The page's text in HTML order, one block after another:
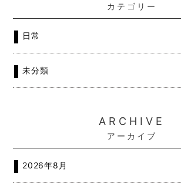
カテゴリー
日常
未分類
ARCHIVE
アーカイブ
2026年8月